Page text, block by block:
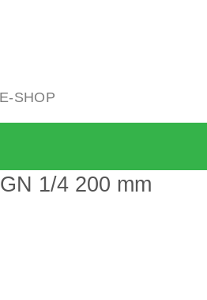
E-SHOP
1/4 200 mm